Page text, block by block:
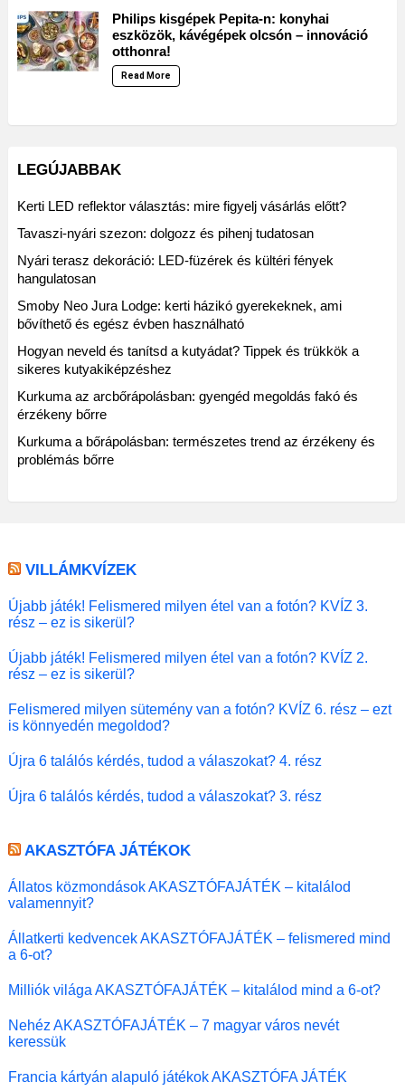
Philips kisgépek Pepita-n: konyhai
eszközök, kávégépek olcsón – innováció
otthonra!
Read More
LEGÚJABBAK
Kerti LED reflektor választás: mire figyelj vásárlás előtt?
Tavaszi-nyári szezon: dolgozz és pihenj tudatosan
Nyári terasz dekoráció: LED-füzérek és kültéri fények
hangulatosan
Smoby Neo Jura Lodge: kerti házikó gyerekeknek, ami
bővíthető és egész évben használható
Hogyan neveld és tanítsd a kutyádat? Tippek és trükkök a
sikeres kutyakiképzéshez
Kurkuma az arcbőrápolásban: gyengéd megoldás fakó és
érzékeny bőrre
Kurkuma a bőrápolásban: természetes trend az érzékeny és
problémás bőrre
VILLÁMKVÍZEK
Újabb játék! Felismered milyen étel van a fotón? KVÍZ 3.
rész – ez is sikerül?
Újabb játék! Felismered milyen étel van a fotón? KVÍZ 2.
rész – ez is sikerül?
Felismered milyen sütemény van a fotón? KVÍZ 6. rész – ezt
is könnyedén megoldod?
Újra 6 találós kérdés, tudod a válaszokat? 4. rész
Újra 6 találós kérdés, tudod a válaszokat? 3. rész
AKASZTÓFA JÁTÉKOK
Állatos közmondások AKASZTÓFAJÁTÉK – kitalálod
valamennyit?
Állatkerti kedvencek AKASZTÓFAJÁTÉK – felismered mind
a 6-ot?
Milliók világa AKASZTÓFAJÁTÉK – kitalálod mind a 6-ot?
Nehéz AKASZTÓFAJÁTÉK – 7 magyar város nevét
keressük
Francia kártyán alapuló játékok AKASZTÓFA JÁTÉK